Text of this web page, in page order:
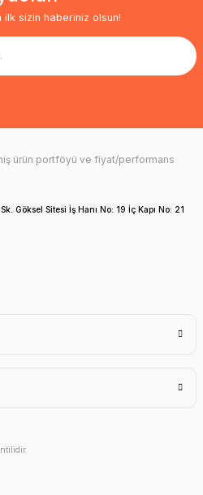
ilk sizin haberiniz olsun!
ürün portföyü ve fiyat/performans
Göksel Sitesi İş Hanı No: 19 İç Kapı No: 21